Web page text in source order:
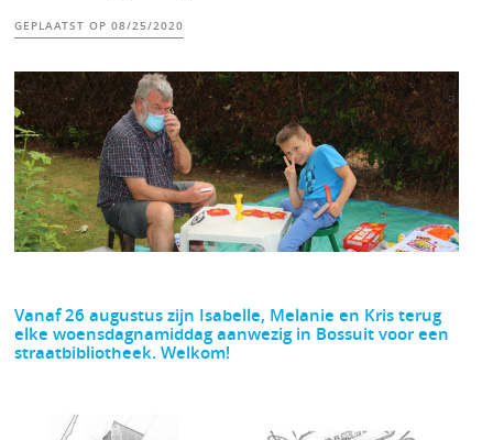
GEPLAATST OP08/25/2020
Vanaf 26 augustus zijn Isabelle, Melanie en Kris terug
elke woensdagnamiddag aanwezig in Bossuit voor een
straatbibliotheek. Welkom!